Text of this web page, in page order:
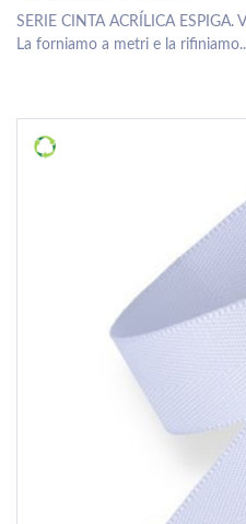
SERIE CINTA ACRÍLICA
La forniamo a metri e la